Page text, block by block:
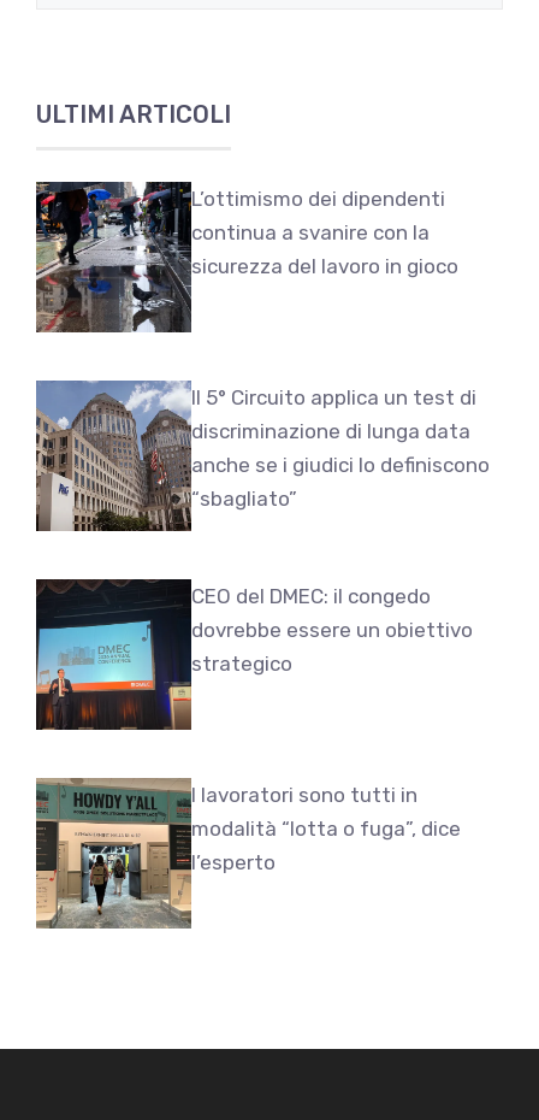
ULTIMI ARTICOLI
L’ottimismo dei dipendenti
continua a svanire con la
sicurezza del lavoro in gioco
Il 5° Circuito applica un test di
discriminazione di lunga data
anche se i giudici lo definiscono
“sbagliato”
CEO del DMEC: il congedo
dovrebbe essere un obiettivo
strategico
I lavoratori sono tutti in
modalità “lotta o fuga”, dice
l’esperto